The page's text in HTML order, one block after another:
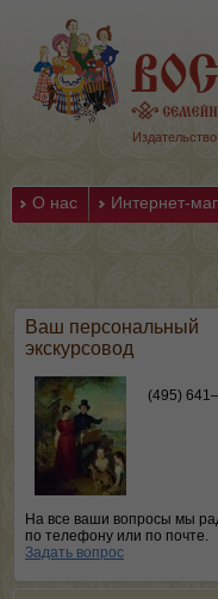
О нас Интернет-
Ваш персональный
экскурсовод
(495)
На все ваши вопросы мы
по телефону или по почте.
Задать вопрос